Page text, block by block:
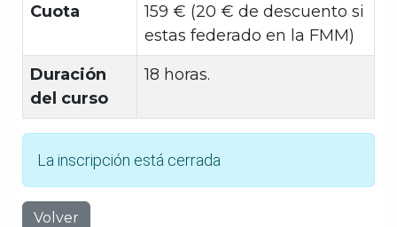
Cuota
159 € (20 € de descuento si
estas federado en la FMM)
Duración
del curso
18 horas.
La inscripción está cerrada
Volver